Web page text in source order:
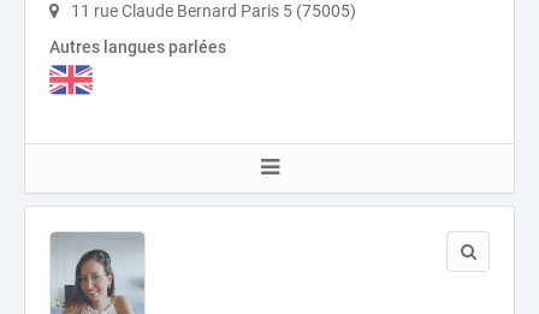
11 rue Claude Bernard Paris 5 (75005)
Autres langues parlées